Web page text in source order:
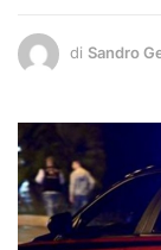
di Sandro